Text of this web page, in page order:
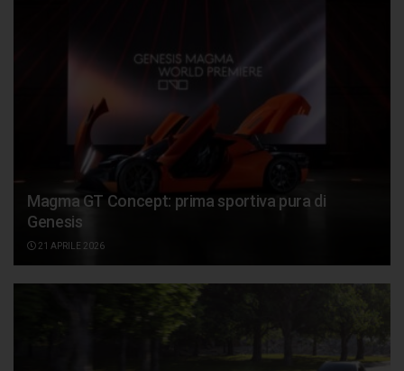
Magma GT Concept: prima sportiva pura di
Genesis
21 APRILE 2026